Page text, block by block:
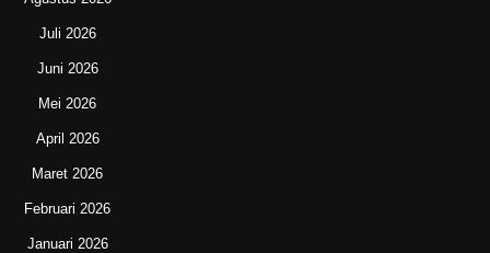
Juli 2026
Juni 2026
Mei 2026
April 2026
Maret 2026
Februari 2026
Januari 2026